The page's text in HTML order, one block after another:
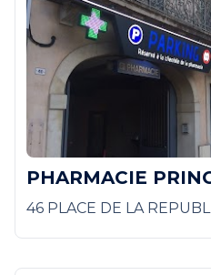
PHARMACIE
46 PLACE DE LA